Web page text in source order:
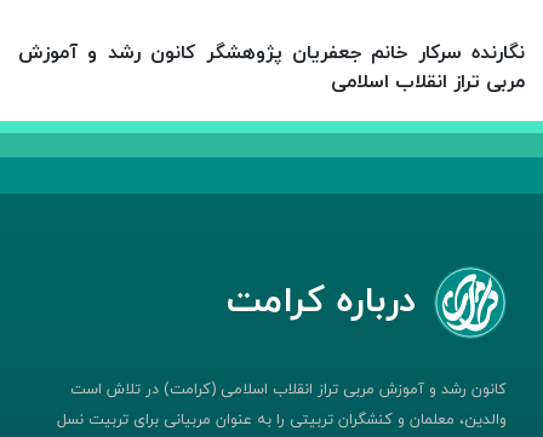
نگارنده سرکار خانم جعفریان پژوهشگر کانون رشد و آموزش
مربی تراز انقلاب اسلامی
درباره کرامت
کانون رشد و آموزش مربی تراز انقلاب اسلامی (کرامت) در تلاش است
والدین، معلمان و کنشگران تربیتی را به عنوان مربیانی برای تربیت نسل